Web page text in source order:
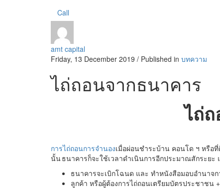
Call
amt capital
Friday, 13 December 2019 / Published in บทความ
ไถ่ถอนจากธนาคาร
ไถ่
การไถ่ถอนการจำนองเมื่อผ่อนชำระบ้าน คอนโด ฯ หรือ
นั้นธนาคารก็จะใช้เวลาดำเนินการอีกประมาณสักระยะ
ธนาคารจะเบิกโฉนด และ ทำหนังสือมอบอำนาจ
ลูกค้า หรือผู้ต้องการไถ่ถอนเตรียมบัตรประชาชน